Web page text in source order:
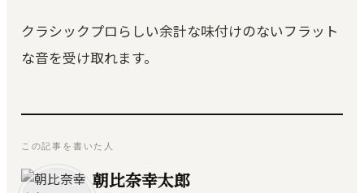
クラシックプロらしい余計な味付けのないフラット
な音を受け取れます。
この記事を書いた人
朝比奈幸太郎